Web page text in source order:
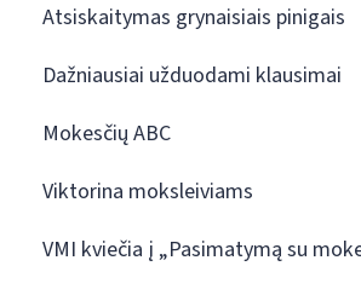
Atsiskaitymas grynaisiais pinigais
Dažniausiai užduodami klausimai
Mokesčių ABC
Viktorina moksleiviams
VMI kviečia į „Pasimatymą su